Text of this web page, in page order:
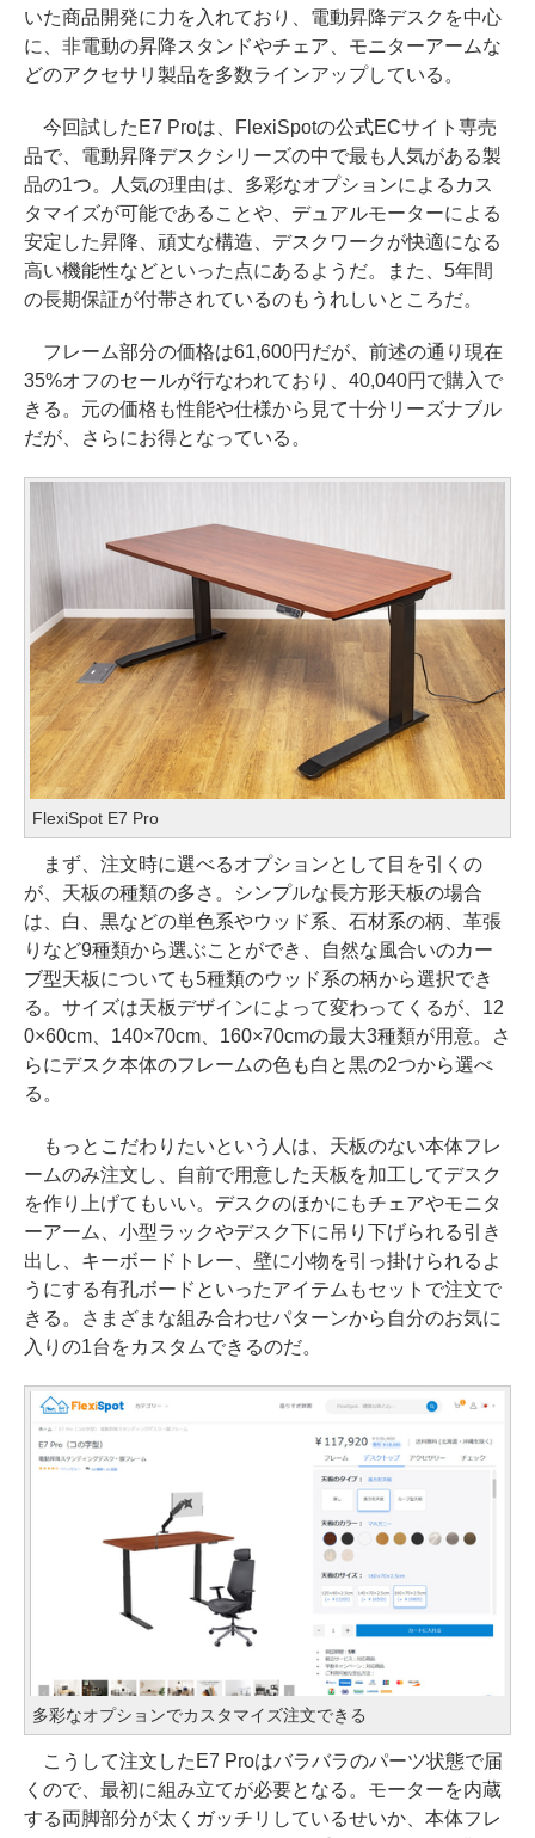
いた商品開発に力を入れており、電動昇降デスクを中心
に、非電動の昇降スタンドやチェア、モニターアームな
どのアクセサリ製品を多数ラインアップしている。
今回試したE7 Proは、FlexiSpotの公式ECサイト専売
品で、電動昇降デスクシリーズの中で最も人気がある製
品の1つ。人気の理由は、多彩なオプションによるカス
タマイズが可能であることや、デュアルモーターによる
安定した昇降、頑丈な構造、デスクワークが快適になる
高い機能性などといった点にあるようだ。また、5年間
の長期保証が付帯されているのもうれしいところだ。
フレーム部分の価格は61,600円だが、前述の通り現在
35%オフのセールが行なわれており、40,040円で購入で
きる。元の価格も性能や仕様から見て十分リーズナブル
だが、さらにお得となっている。
FlexiSpot E7 Pro
まず、注文時に選べるオプションとして目を引くの
が、天板の種類の多さ。シンプルな長方形天板の場合
は、白、黒などの単色系やウッド系、石材系の柄、革張
りなど9種類から選ぶことができ、自然な風合いのカー
ブ型天板についても5種類のウッド系の柄から選択でき
る。サイズは天板デザインによって変わってくるが、12
0×60cm、140×70cm、160×70cmの最大3種類が用意。さ
らにデスク本体のフレームの色も白と黒の2つから選べ
る。
もっとこだわりたいという人は、天板のない本体フレ
ームのみ注文し、自前で用意した天板を加工してデスク
を作り上げてもいい。デスクのほかにもチェアやモニタ
ーアーム、小型ラックやデスク下に吊り下げられる引き
出し、キーボードトレー、壁に小物を引っ掛けられるよ
うにする有孔ボードといったアイテムもセットで注文で
きる。さまざまな組み合わせパターンから自分のお気に
入りの1台をカスタムできるのだ。
多彩なオプションでカスタマイズ注文できる
こうして注文したE7 Proはバラバラのパーツ状態で届
くので、最初に組み立てが必要となる。モーターを内蔵
する両脚部分が太くガッチリしているせいか、本体フレ